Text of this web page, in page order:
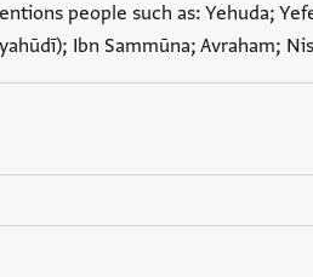
people such as: Yehuda;
Ibn Sammūna; Avraham;